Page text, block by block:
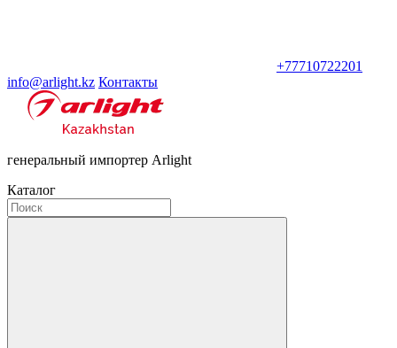
+77710722201
info@arlight.kz Контакты
генеральный импортер Arlight
Каталог